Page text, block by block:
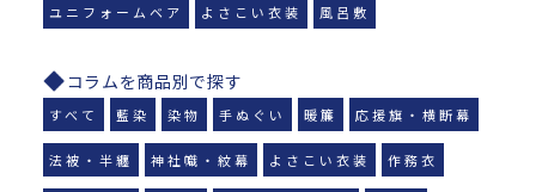
ユニフォームベア よさこい衣装 風呂敷
コラムを商品別で探す
すべて 藍染 染物 手ぬぐい 暖簾 応援旗・横断幕
法被・半纏 神社幟・紋幕 よさこい衣装 作務衣